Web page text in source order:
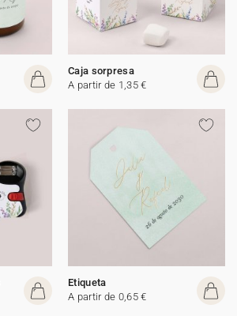
Caja sorpresa
A partir de 1,35 €
Etiqueta
A partir de 0,65 €